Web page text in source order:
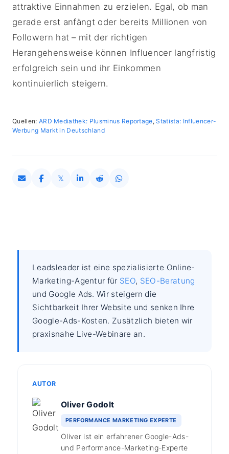
attraktive Einnahmen zu erzielen. Egal, ob man
gerade erst anfängt oder bereits Millionen von
Followern hat – mit der richtigen
Herangehensweise können Influencer langfristig
erfolgreich sein und ihr Einkommen
kontinuierlich steigern.
Quellen: ARD Mediathek: Plusminus Reportage,Statista: Influencer-
Werbung Markt in Deutschland
Leadsleader ist eine spezialisierte Online-
Marketing-Agentur für SEO, SEO-Beratung
und Google Ads. Wir steigern die
Sichtbarkeit Ihrer Website und senken Ihre
Google-Ads-Kosten. Zusätzlich bieten wir
praxisnahe Live-Webinare an.
AUTOR
Oliver Godolt
PERFORMANCE MARKETING EXPERTE
Oliver ist ein erfahrener Google-Ads-
und Performance-Marketing-Experte